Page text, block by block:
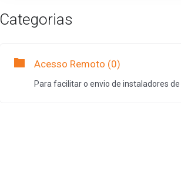
Categorias
Acesso Remoto (0)
Para facilitar o envio de instaladores